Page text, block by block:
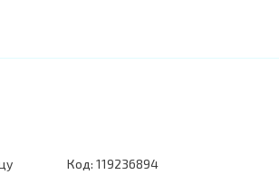
Код: 119236894